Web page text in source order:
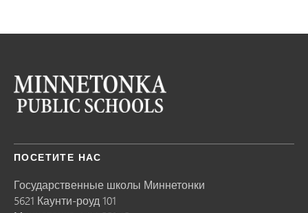
ПОСЕТИТЕ НАС
Государственные школы Миннетонки
5621 Каунти-роуд 101